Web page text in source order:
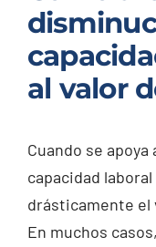
al valor
Cuando se
capacidad
drásticamente el
En muchos